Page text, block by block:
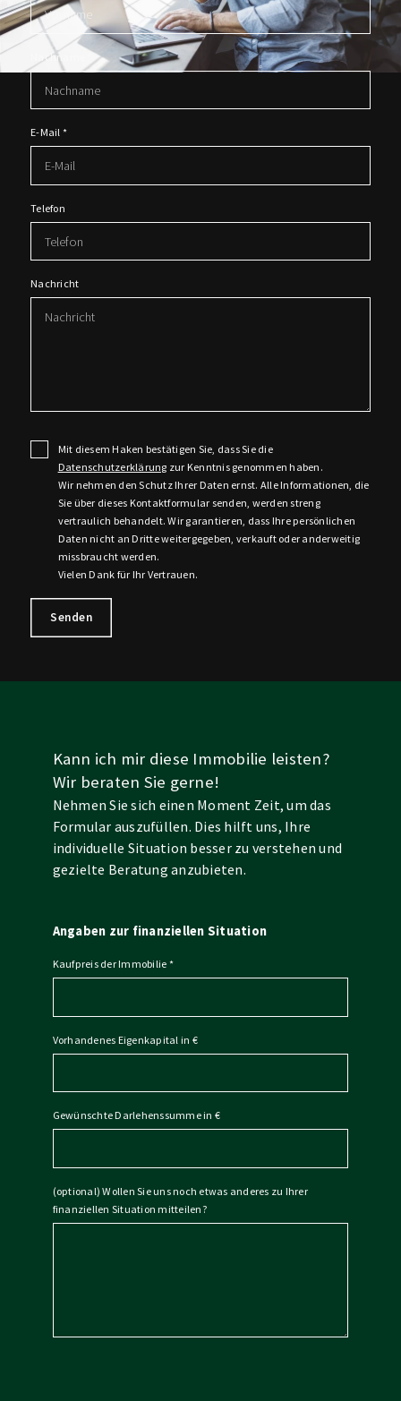
Nachname
E-Mail *
Telefon
Nachricht
Mit diesem Haken bestätigen Sie, dass Sie die
Datenschutzerklärung zur Kenntnis genommen haben.
Wir nehmen den Schutz Ihrer Daten ernst. Alle Informationen, die
Sie über dieses Kontaktformular senden, werden streng
vertraulich behandelt. Wir garantieren, dass Ihre persönlichen
Daten nicht an Dritte weitergegeben, verkauft oder anderweitig
missbraucht werden.
Vielen Dank für Ihr Vertrauen.
Senden
Kann ich mir diese Immobilie leisten?
Wir beraten Sie gerne!
Nehmen Sie sich einen Moment Zeit, um das
Formular auszufüllen. Dies hilft uns, Ihre
individuelle Situation besser zu verstehen und
gezielte Beratung anzubieten.
Angaben zur finanziellen Situation
Kaufpreis der Immobilie *
Vorhandenes Eigenkapital in €
Gewünschte Darlehenssumme in €
(optional) Wollen Sie uns noch etwas anderes zu Ihrer
finanziellen Situation mitteilen?